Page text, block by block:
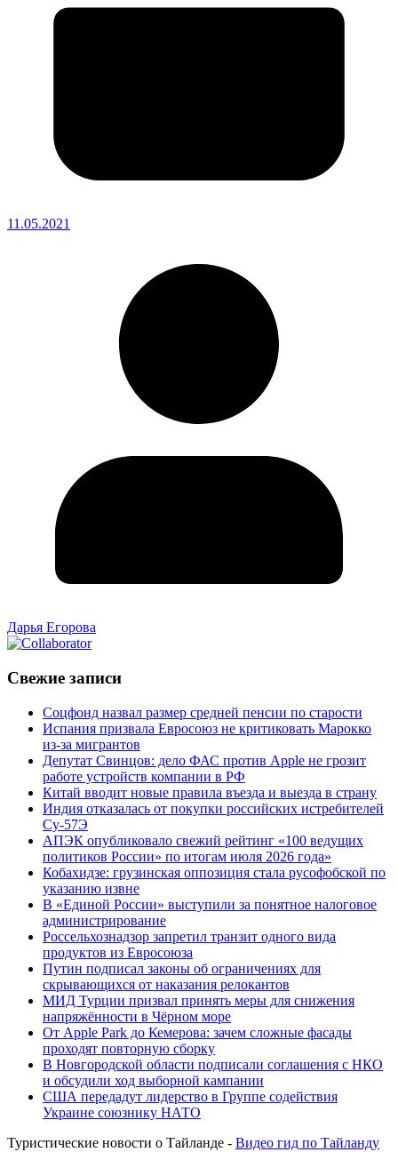
11.05.2021
Дарья Егорова
Свежие записи
Соцфонд назвал размер средней пенсии по старости
Испания призвала Евросоюз не критиковать Марокко
из-за мигрантов
Депутат Свинцов: дело ФАС против Apple не грозит
работе устройств компании в РФ
Китай вводит новые правила въезда и выезда в страну
Индия отказалась от покупки российских истребителей
Су-57Э
АПЭК опубликовало свежий рейтинг «100 ведущих
политиков России» по итогам июля 2026 года»
Кобахидзе: грузинская оппозиция стала русофобской по
указанию извне
В «Единой России» выступили за понятное налоговое
администрирование
Россельхознадзор запретил транзит одного вида
продуктов из Евросоюза
Путин подписал законы об ограничениях для
скрывающихся от наказания релокантов
МИД Турции призвал принять меры для снижения
напряжённости в Чёрном море
От Apple Park до Кемерова: зачем сложные фасады
проходят повторную сборку
В Новгородской области подписали соглашения с НКО
и обсудили ход выборной кампании
США передадут лидерство в Группе содействия
Украине союзнику НАТО
Туристические новости о Тайланде - Видео гид по Тайланду